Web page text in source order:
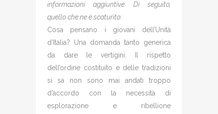
informazioni aggiuntive. Di seguito,
quello che ne è scaturito:
Cosa pensano i giovani dell’Unità
d’Italia? Una domanda tanto generica
da dare le vertigini. Il rispetto
dell’ordine costituito e delle tradizioni
si sa non sono mai andati troppo
d’accordo con la necessità di
esplorazione e ribellione